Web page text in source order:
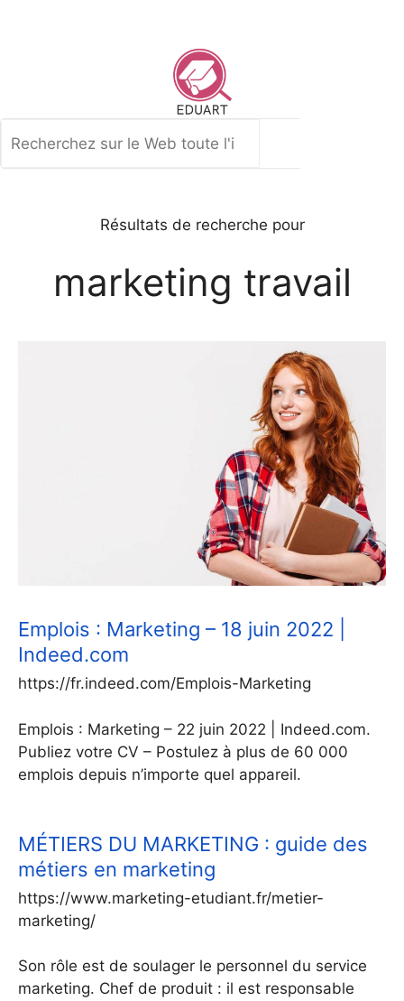
Résultats de recherche pour
marketing travail
Emplois : Marketing – 18 juin 2022 |
Indeed.com
https://fr.indeed.com/Emplois-Marketing
Emplois : Marketing – 22 juin 2022 | Indeed.com.
Publiez votre CV – Postulez à plus de 60 000
emplois depuis n’importe quel appareil.
MÉTIERS DU MARKETING : guide des
métiers en marketing
https://www.marketing-etudiant.fr/metier-
marketing/
Son rôle est de soulager le personnel du service
marketing. Chef de produit : il est responsable